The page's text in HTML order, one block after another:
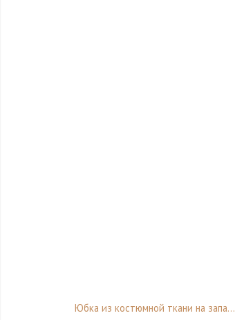
Юбка из костюмной ткани на запа...